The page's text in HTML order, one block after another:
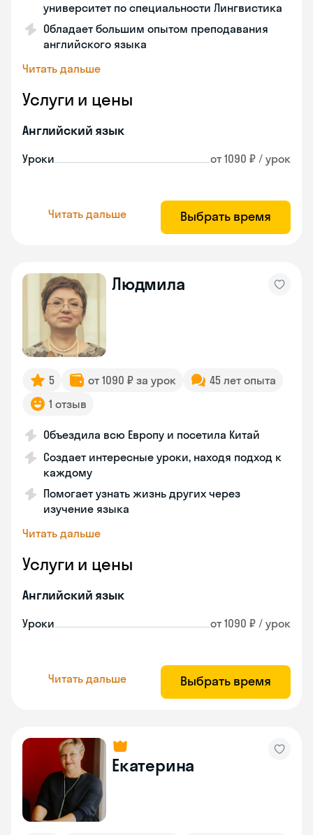
университет по специальности Лингвистика
Обладает большим опытом преподавания
английского языка
Читать дальше
Услуги и цены
Английский язык
Уроки от 1090 ₽ / урок
Читать дальше Выбрать время
Людмила
5 от 1090 ₽ за урок
45 лет опыта
1 отзыв
Объездила всю Европу и посетила Китай
Создает интересные уроки, находя подход к
каждому
Помогает узнать жизнь других через
изучение языка
Читать дальше
Услуги и цены
Английский язык
Уроки от 1090 ₽ / урок
Читать дальше Выбрать время
Екатерина